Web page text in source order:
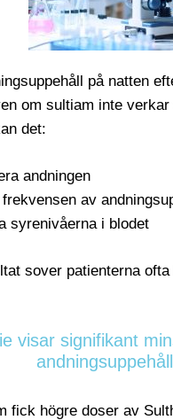
på natten
om sultiam inte
det:
andningen
av
syrenivåerna i blodet
sover patienterna
visar signifikant
andningsuppehåll
fick högre doser av